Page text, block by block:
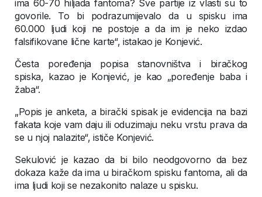
ima 60-70 hiljada fantoma? Sve partije iz vlasti su to
govorile. To bi podrazumijevalo da u spisku ima
60.000 ljudi koji ne postoje a da im je neko izdao
falsifikovane lične karte“, istakao je Konjević.
Česta poređenja popisa stanovništva i biračkog
spiska, kazao je Konjević, je kao „poređenje baba i
žaba“.
„Popis je anketa, a birački spisak je evidencija na bazi
fakata koje vam daju ili oduzimaju neku vrstu prava da
se u njoj nalazite“, ističe Konjević.
Sekulović je kazao da bi bilo neodgovorno da bez
dokaza kaže da ima u biračkom spisku fantoma, ali da
ima ljudi koji se nezakonito nalaze u spisku.